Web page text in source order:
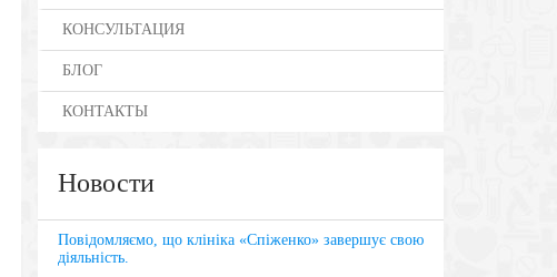
КОНСУЛЬТАЦИЯ
БЛОГ
КОНТАКТЫ
Новости
Повідомляємо, що клініка «Спіженко» завершує свою
діяльність.